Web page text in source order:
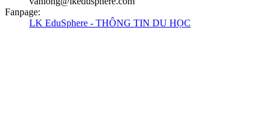
Fanpage:
LK EduSphere - THÔNG TIN DU HỌC